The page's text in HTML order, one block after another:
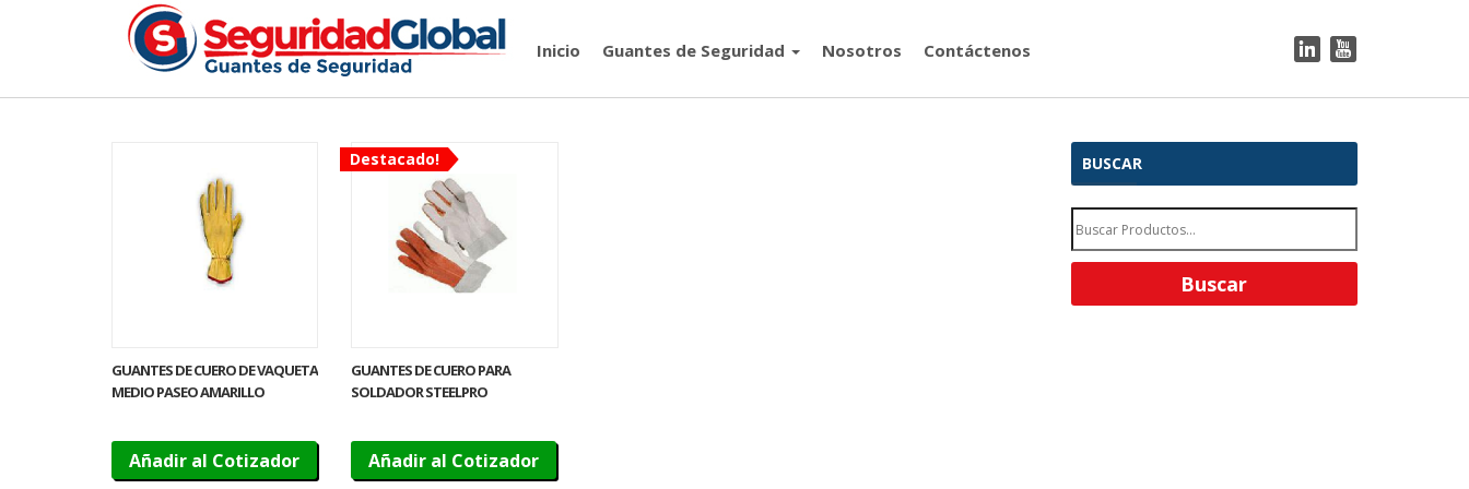
Inicio Guantes de Seguridad Nosotros Contáctenos
GUANTES DE CUERO DE VAQUETA
MEDIO PASEO AMARILLO
Añadir al Cotizador
Destacado!
GUANTES DE CUERO PARA
SOLDADOR STEELPRO
Añadir al Cotizador
BUSCAR